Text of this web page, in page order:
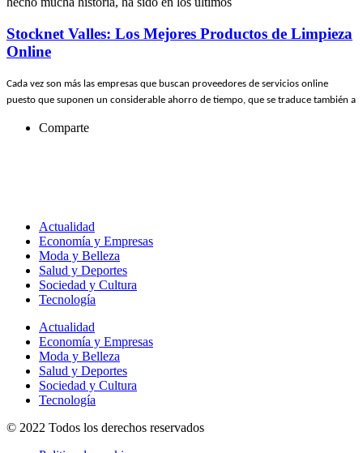
Stocknet Valles: Los Mejores Productos de Limpieza
Online
Cada vez son más las empresas que buscan proveedores de servicios online
puesto que suponen un considerable ahorro de tiempo, que se traduce también a
Comparte
Actualidad
Economía y Empresas
Moda y Belleza
Salud y Deportes
Sociedad y Cultura
Tecnología
Actualidad
Economía y Empresas
Moda y Belleza
Salud y Deportes
Sociedad y Cultura
Tecnología
© 2022 Todos los derechos reservados